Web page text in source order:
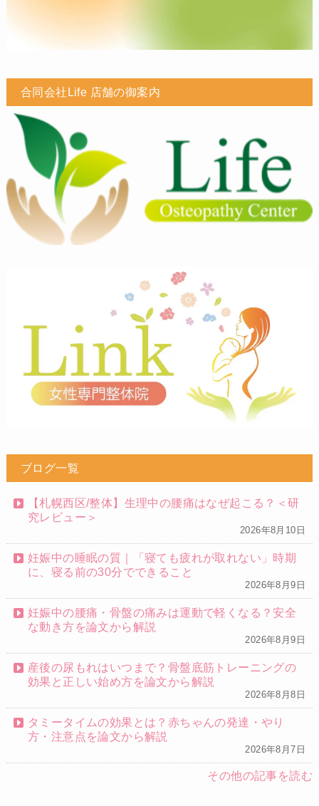
合同会社Life 店舗の御案内
ブログ一覧
【札幌西区/整体】生理中の腰痛はなぜ起こる？＜研
究レビュー＞
2026年8月10日
妊娠中の睡眠の質｜「寝ても疲れが取れない」時期
に、寝る前の30分でできること
2026年8月9日
妊娠中の腰痛・骨盤の痛みは運動で軽くなる？安全
な動き方を論文から解説
2026年8月9日
産後の尿もれはいつまで？骨盤底筋トレーニングの
効果と正しい始め方を論文から解説
2026年8月8日
タミータイムの効果とは？赤ちゃんの発達・やり
方・注意点を論文から解説
2026年8月7日
その他の記事を読む